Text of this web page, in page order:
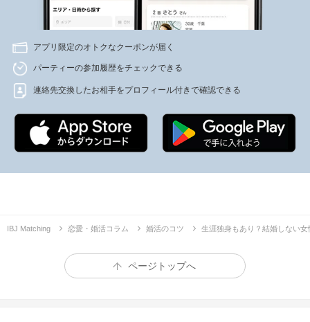
アプリ限定のオトクなクーポンが届く
パーティーの参加履歴をチェックできる
連絡先交換したお相手をプロフィール付きで確認できる
IBJ Matching 恋愛・婚活コラム 婚活のコツ 生涯独身もあり？結婚しない
ページトップへ